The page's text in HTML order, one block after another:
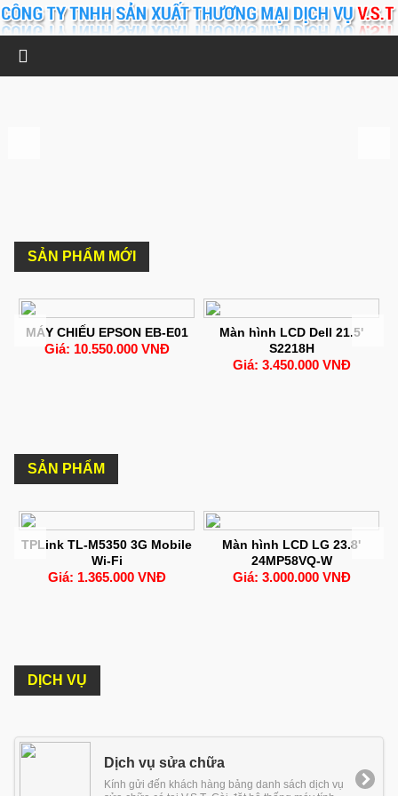
SẢN PHẨM MỚI
MÁY CHIẾU EPSON EB-E01
Giá: 10.550.000 VNĐ
Màn hình LCD Dell 21.5'
S2218H
Giá: 3.450.000 VNĐ
SẢN PHẨM
TPLink TL-M5350 3G Mobile
Wi-Fi
Giá: 1.365.000 VNĐ
Màn hình LCD LG 23.8'
24MP58VQ-W
Giá: 3.000.000 VNĐ
DỊCH VỤ
Dịch vụ sửa chữa
Kính gửi đến khách hàng bảng danh sách dịch vụ